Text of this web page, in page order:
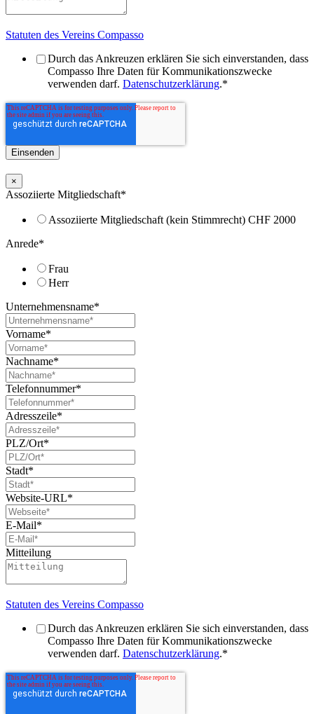
Statuten des Vereins Compasso
Durch das Ankreuzen erklären Sie sich einverstanden, dass
Compasso Ihre Daten für Kommunikationszwecke
verwenden darf. Datenschutzerklärung.*
×
Assoziierte Mitgliedschaft*
Assoziierte Mitgliedschaft (kein Stimmrecht) CHF 2000
Anrede*
Frau
Herr
Unternehmensname*
Vorname*
Nachname*
Telefonnummer*
Adresszeile*
PLZ/Ort*
Stadt*
Website-URL*
E-Mail*
Mitteilung
Statuten des Vereins Compasso
Durch das Ankreuzen erklären Sie sich einverstanden, dass
Compasso Ihre Daten für Kommunikationszwecke
verwenden darf. Datenschutzerklärung.*